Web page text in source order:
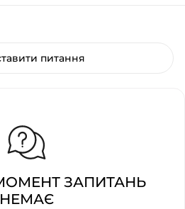
питання
ЗАПИТАНЬ
НЕМАЄ